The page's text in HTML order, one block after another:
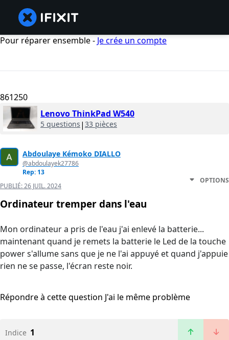
Pour réparer ensemble - Je crée un compte
861250
Lenovo ThinkPad W540
5 questions | 33 pièces
Abdoulaye Kémoko DIALLO
@abdoulayek27786
Rep: 13
PUBLIÉ:26 JUIL. 2024
OPTIONS
Ordinateur tremper dans l'eau
Mon ordinateur a pris de l'eau j'ai enlevé la batterie...
maintenant quand je remets la batterie le Led de la touche
power s'allume sans que je ne l'ai appuyé et quand j'appuie
rien ne se passe, l'écran reste noir.
Répondre à cette question J'ai le même problème
Indice 1